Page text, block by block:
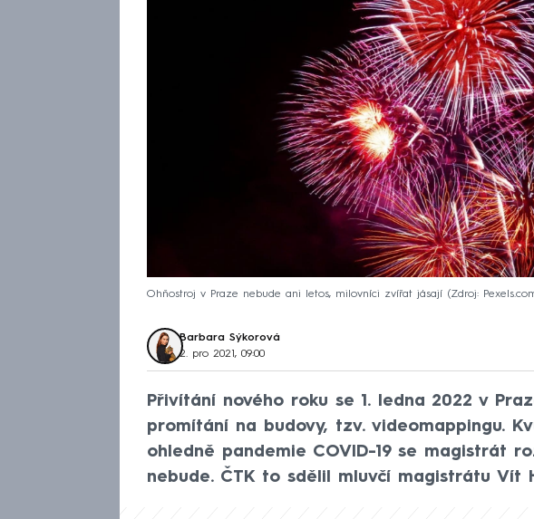
Ohňostroj v Praze nebude ani letos, milovníci zvířat jásají Zdroj:
Barbara Sýkorová
2. pro 2021, 09:00
Přivítání nového roku se 1. ledna 2022 v
promítání na budovy, tzv. videomappingu.
ohledně pandemie COVID-19 se magistrát
nebude. ČTK to sdělil mluvčí magistrátu Vít